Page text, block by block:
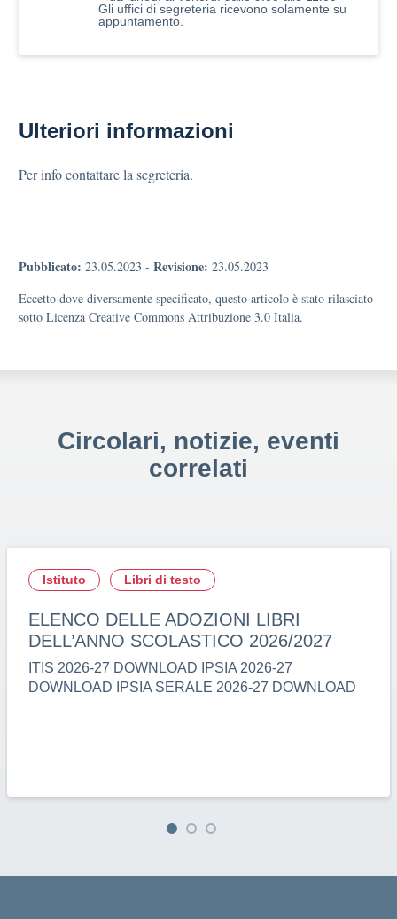
Gli uffici di segreteria ricevono solamente su
appuntamento.
Ulteriori informazioni
Per info contattare la segreteria.
Pubblicato: 23.05.2023 - Revisione: 23.05.2023
Eccetto dove diversamente specificato, questo articolo è stato rilasciato
sotto Licenza Creative Commons Attribuzione 3.0 Italia.
Circolari, notizie, eventi
correlati
Istituto Libri di testo
ELENCO DELLE ADOZIONI LIBRI
DELL’ANNO SCOLASTICO 2026/2027
ITIS 2026-27 DOWNLOAD IPSIA 2026-27
DOWNLOAD IPSIA SERALE 2026-27 DOWNLOAD